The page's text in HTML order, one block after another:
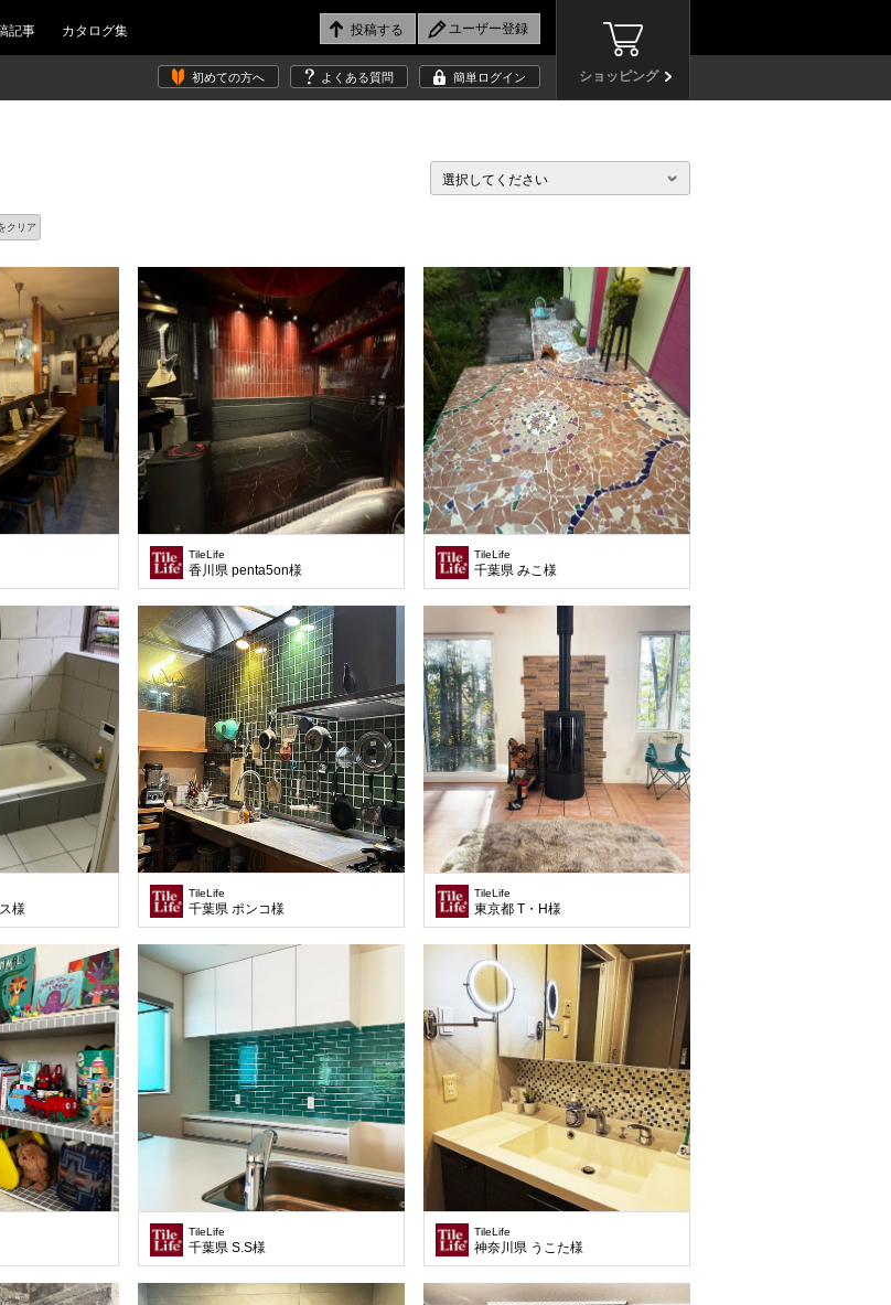
記事 カタログ集
ショッピング
初めての方へ よくある質問 簡単ログイン
クリア
選択してください
TileLife
香川県 penta5on様
TileLife
千葉県 みこ様
様
TileLife
千葉県 ポンコ様
TileLife
東京都 T・H様
TileLife
千葉県 S.S様
TileLife
神奈川県 うこた様